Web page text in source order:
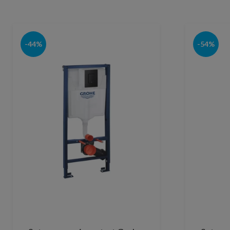
-44% -54%